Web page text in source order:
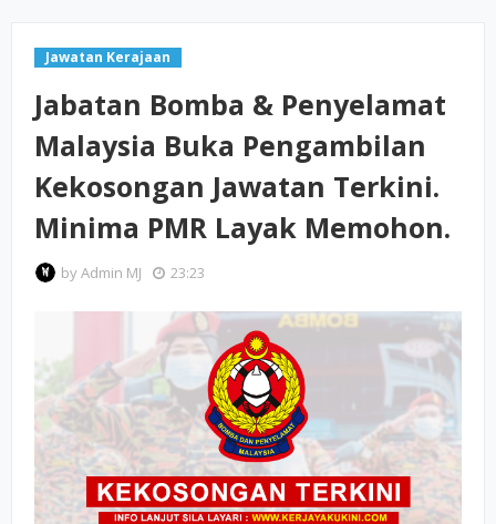
Jawatan Kerajaan
Jabatan Bomba & Penyelamat
Malaysia Buka Pengambilan
Kekosongan Jawatan Terkini.
Minima PMR Layak Memohon.
byAdmin MJ 23:23